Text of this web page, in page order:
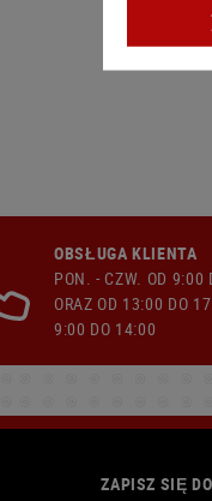
OBSŁUGA KLIENTA
PON. - CZW. OD 9:00
ORAZ OD 13:00 DO
9:00 DO 14:00
ZAPISZ SIĘ